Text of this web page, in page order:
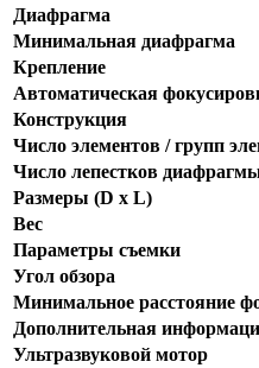
Диафрагма
Минимальная диафрагма
Крепление
Автоматическая
Конструкция
Число элементов / групп
Число лепестков
Размеры (D x L)
Вес
Параметры съемки
Угол обзора
Минимальное расстояние
Дополнительная
Ультразвуковой мотор